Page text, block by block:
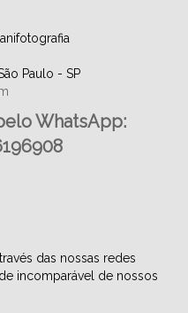
Paulo - SP
WhatsApp:
das nossas redes
incomparável de nossos